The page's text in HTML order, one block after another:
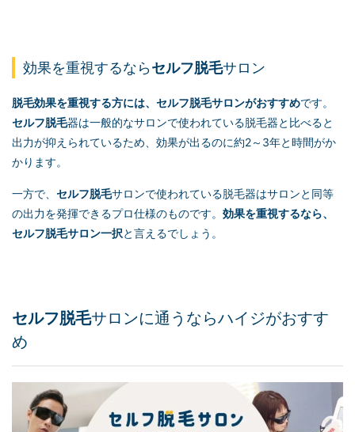
効果を重視するならセルフ脱毛サロン
脱毛効果を重視する方には、 セルフ脱毛サロンがおすすめです。
セルフ脱毛器は一般的なサロンで使われている脱毛器と比べると
出力が抑えられているため、効果が出るのに約2～3年と時間がか
かります。
一方で、 セルフ脱毛サロンで使われている脱毛器はサロンと同等
の出力を発揮できるプロ仕様のものです。 効果を重視するなら、
セルフ脱毛サロン一択と言えるでしょう。
セルフ脱毛サロンに通うならハイジがおすす
め